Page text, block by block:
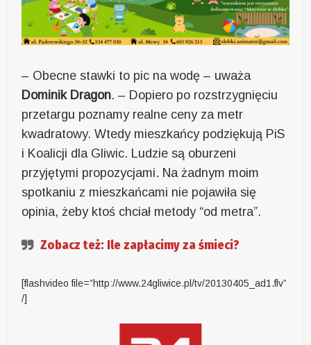
– Obecne stawki to pic na wodę – uważa
Dominik Dragon. – Dopiero po rozstrzygnięciu
przetargu poznamy realne ceny za metr
kwadratowy. Wtedy mieszkańcy podziękują PiS
i Koalicji dla Gliwic. Ludzie są oburzeni
przyjętymi propozycjami. Na żadnym moim
spotkaniu z mieszkańcami nie pojawiła się
opinia, żeby ktoś chciał metody “od metra”.
Zobacz też: Ile zapłacimy za śmieci?
[flashvideo file=”http://www.24gliwice.pl/tv/20130405_ad1.flv”
/]